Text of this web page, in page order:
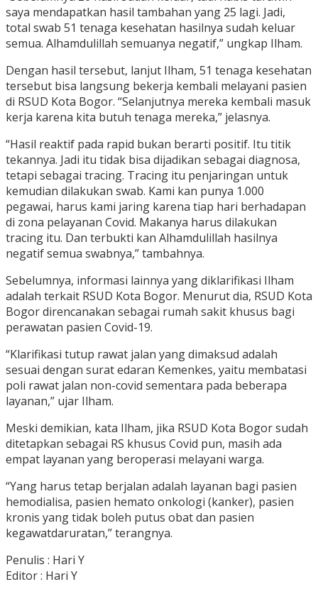
saya mendapatkan hasil tambahan yang 25 lagi. Jadi,
total swab 51 tenaga kesehatan hasilnya sudah keluar
semua. Alhamdulillah semuanya negatif,” ungkap Ilham.
Dengan hasil tersebut, lanjut Ilham, 51 tenaga kesehatan
tersebut bisa langsung bekerja kembali melayani pasien
di RSUD Kota Bogor. “Selanjutnya mereka kembali masuk
kerja karena kita butuh tenaga mereka,” jelasnya.
“Hasil reaktif pada rapid bukan berarti positif. Itu titik
tekannya. Jadi itu tidak bisa dijadikan sebagai diagnosa,
tetapi sebagai tracing. Tracing itu penjaringan untuk
kemudian dilakukan swab. Kami kan punya 1.000
pegawai, harus kami jaring karena tiap hari berhadapan
di zona pelayanan Covid. Makanya harus dilakukan
tracing itu. Dan terbukti kan Alhamdulillah hasilnya
negatif semua swabnya,” tambahnya.
Sebelumnya, informasi lainnya yang diklarifikasi Ilham
adalah terkait RSUD Kota Bogor. Menurut dia, RSUD Kota
Bogor direncanakan sebagai rumah sakit khusus bagi
perawatan pasien Covid-19.
“Klarifikasi tutup rawat jalan yang dimaksud adalah
sesuai dengan surat edaran Kemenkes, yaitu membatasi
poli rawat jalan non-covid sementara pada beberapa
layanan,” ujar Ilham.
Meski demikian, kata Ilham, jika RSUD Kota Bogor sudah
ditetapkan sebagai RS khusus Covid pun, masih ada
empat layanan yang beroperasi melayani warga.
“Yang harus tetap berjalan adalah layanan bagi pasien
hemodialisa, pasien hemato onkologi (kanker), pasien
kronis yang tidak boleh putus obat dan pasien
kegawatdaruratan,” terangnya.
Penulis : Hari Y
Editor : Hari Y